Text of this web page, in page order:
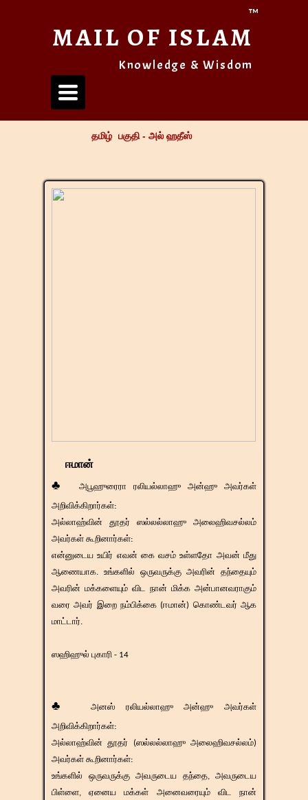
Toggle
navigation
MAIL OF ISLAM
™
Knowledge & Wisdom
ஈமான்
♣ அபூஹுரைரா ரலியல்லாஹு அன்ஹு அவர்கள்
அறிவிக்கிறார்கள்:
அல்லாஹ்வின் தூதர் ஸல்லல்லாஹு அலைஹிவசல்லம்
அவர்கள் கூறினார்கள்:
என்னுடைய உயிர் எவன் கை வசம் உள்ளதோ அவன் மீது
ஆணையாக. உங்களில் ஒருவருக்கு அவரின் தந்தையும்
அவரின் மக்களையும் விட நான் மிக்க அன்பானவராகும்
வரை அவர் இறை நம்பிக்கை (ஈமான்) கொண்டவர் ஆக
மாட்டார்.
ஸஹிஹுல் புகாரி - 14
♣ அனஸ் ரலியல்லாஹு அன்ஹு அவர்கள்
அறிவிக்கிறார்கள்:
அல்லாஹ்வின் தூதர் (ஸல்லல்லாஹு அலைஹிவசல்லம்)
அவர்கள் கூறினார்கள்:
உங்களில் ஒருவருக்கு அவருடைய தந்தை, அவருடைய
பிள்ளை, ஏனைய மக்கள் அனைவரையும் விட நான்
தமிழ் பகுதி- அல் ஹதீஸ்